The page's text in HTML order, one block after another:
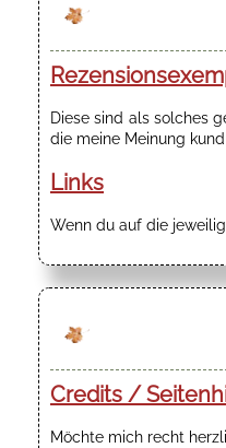
Diese sind als solches
die meine Meinung
Links
Wenn du auf die
Credits /
Möchte mich recht